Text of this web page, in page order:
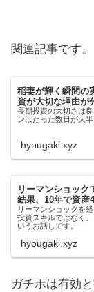
関連記事です。
稲妻が輝く瞬間の
資が大切な理由が
長期投資の大切さは
ンはたった数日が大半
hyougaki.xyz
リーマンショック
結果、10年で資産
リーマンショックを
投資スキルではなく
いうお話しです。
hyougaki.xyz
ガチホは有効